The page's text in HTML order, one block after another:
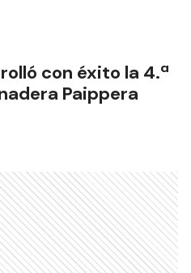
con éxito la 4.ª
Paippera